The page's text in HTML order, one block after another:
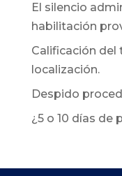
El silencio
habilitación
Calificación
localización.
Despido
¿5 o 10 días de